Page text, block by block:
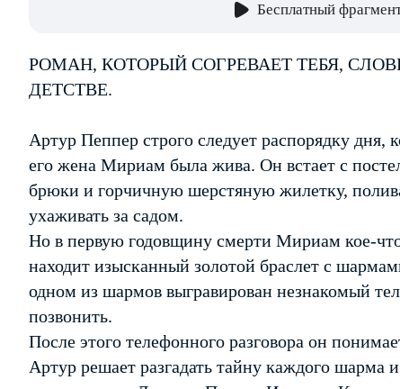
Бесплатный
РОМАН, КОТОРЫЙ СОГРЕВАЕТ ТЕБЯ,
ДЕТСТВЕ.
Артур Пеппер строго следует распорядку дня,
его жена Мириам была жива. Он встает с
брюки и горчичную шерстяную жилетку,
ухаживать за садом.
Но в первую годовщину смерти Мириам кое-
находит изысканный золотой браслет с
одном из шармов выгравирован незнакомый
позвонить.
После этого телефонного разговора он
Артур решает разгадать тайну каждого шарма